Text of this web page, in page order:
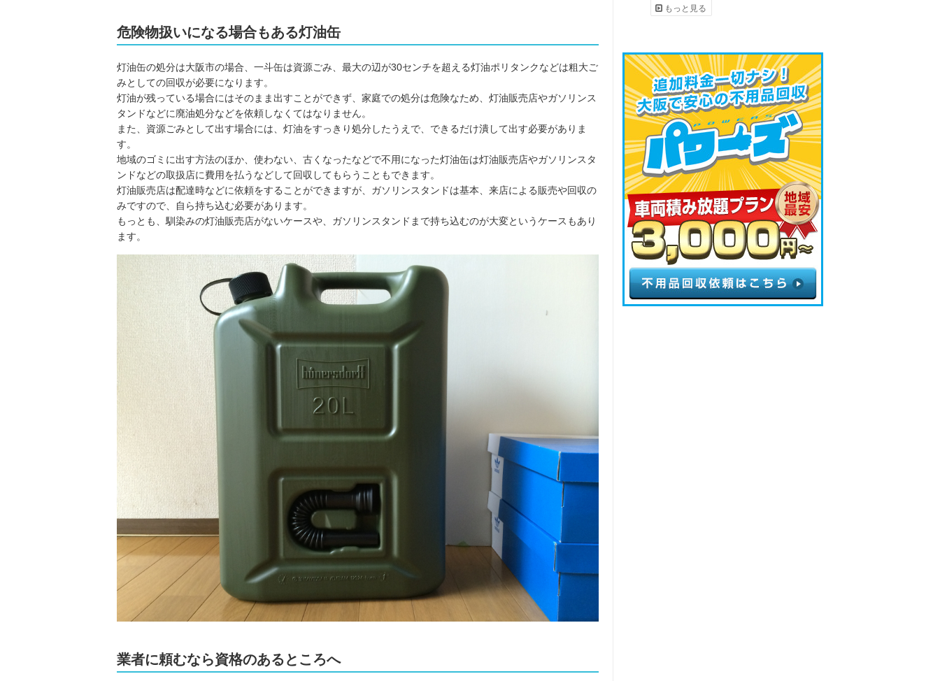
危険物扱いになる場合もある灯油缶
灯油缶の処分は大阪市の場合、一斗缶は資源ごみ、最大の辺が30センチを超える灯油ポリタンクなどは粗大ご
みとしての回収が必要になります。
灯油が残っている場合にはそのまま出すことができず、家庭での処分は危険なため、灯油販売店やガソリンス
タンドなどに廃油処分などを依頼しなくてはなりません。
また、資源ごみとして出す場合には、灯油をすっきり処分したうえで、できるだけ潰して出す必要がありま
す。
地域のゴミに出す方法のほか、使わない、古くなったなどで不用になった灯油缶は灯油販売店やガソリンスタ
ンドなどの取扱店に費用を払うなどして回収してもらうこともできます。
灯油販売店は配達時などに依頼をすることができますが、ガソリンスタンドは基本、来店による販売や回収の
みですので、自ら持ち込む必要があります。
もっとも、馴染みの灯油販売店がないケースや、ガソリンスタンドまで持ち込むのが大変というケースもあり
ます。
業者に頼むなら資格のあるところへ
もっと見る